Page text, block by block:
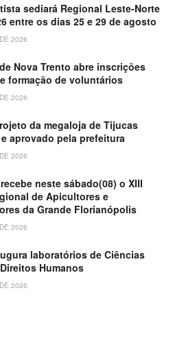
sediará Regional Leste-Norte
entre os dias 25 e 29 de agosto
2026
Nova Trento abre inscrições
formação de voluntários
2026
da megaloja de Tijucas
aprovado pela prefeitura
2026
neste sábado(08) o XIII
de Apicultores e
da Grande Florianópolis
2026
laboratórios de Ciências
Humanos
2026